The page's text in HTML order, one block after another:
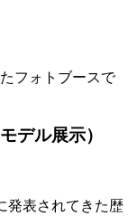
フォトブースで
デル展示）
発表されてきた歴